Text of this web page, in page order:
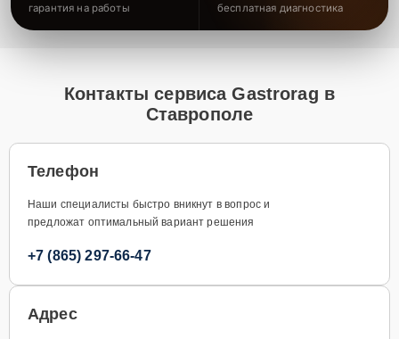
гарантия на работы бесплатная диагностика
Контакты сервиса Gastrorag в
Ставрополе
Телефон
Наши специалисты быстро вникнут в вопрос и
предложат оптимальный вариант решения
+7 (865) 297-66-47
Адрес